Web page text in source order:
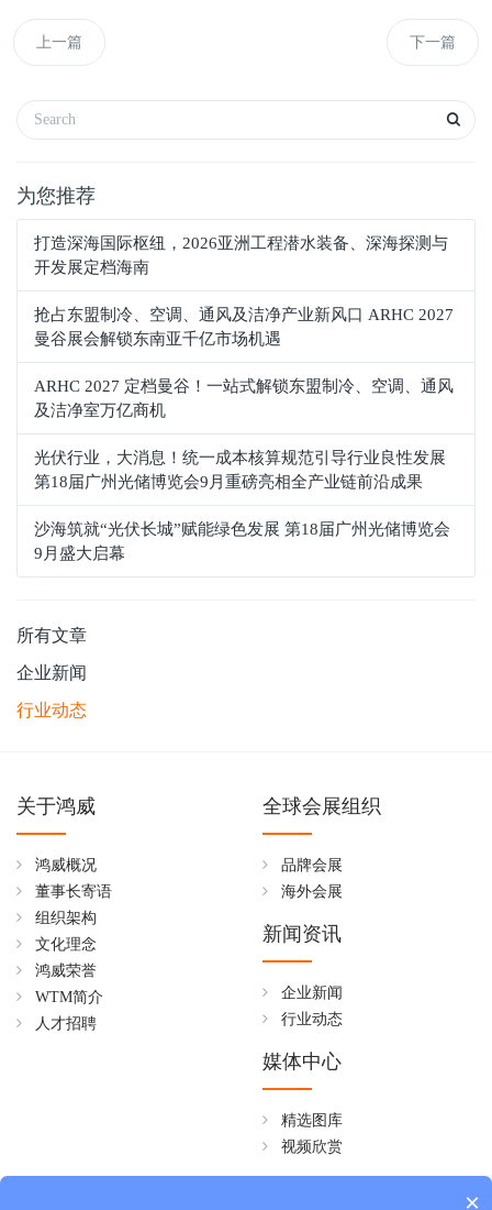
上一篇 下一篇
为您推荐
打造深海国际枢纽，2026亚洲工程潜水装备、深海探测与
开发展定档海南
抢占东盟制冷、空调、通风及洁净产业新风口 ARHC 2027
曼谷展会解锁东南亚千亿市场机遇
ARHC 2027 定档曼谷！一站式解锁东盟制冷、空调、通风
及洁净室万亿商机
光伏行业，大消息！统一成本核算规范引导行业良性发展
第18届广州光储博览会9月重磅亮相全产业链前沿成果
沙海筑就“光伏长城”赋能绿色发展 第18届广州光储博览会
9月盛大启幕
所有文章
企业新闻
行业动态
关于鸿威
鸿威概况
董事长寄语
组织架构
文化理念
鸿威荣誉
WTM简介
人才招聘
全球会展组织
品牌会展
海外会展
新闻资讯
企业新闻
行业动态
媒体中心
精选图库
视频欣赏
×